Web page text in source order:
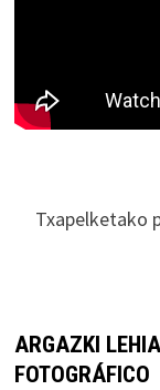
Txapelketako
ARGAZKI
FOTOGRÁFICO